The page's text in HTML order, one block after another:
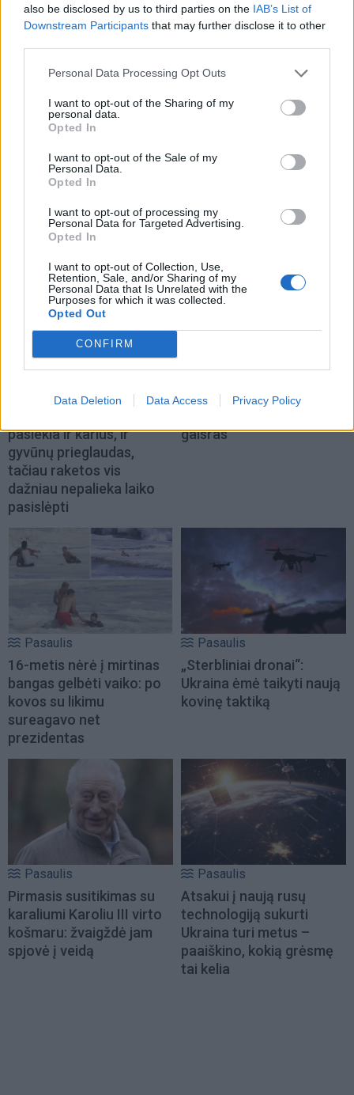
also be disclosed by us to third parties on the IAB’s List of
Downstream Participants that may further disclose it to other
Personal Data Processing Opt Outs
I want to opt-out of the Sharing of my
personal data.
Opted In
I want to opt-out of the Sale of my
Personal Data.
Opted In
I want to opt-out of processing my
Personal Data for Targeted Advertising.
Opted In
I want to opt-out of Collection, Use,
Retention, Sale, and/or Sharing of my
Personal Data that Is Unrelated with the
Purposes for which it was collected.
Opted Out
CONFIRM
Data Deletion Data Access Privacy Policy
TAIP PAT SKAITYKITE
Pasaulis
Popiežius Leonas XIV
Rusijos karą prieš Ukrainą
Pasaulis
didėti ekonominiam
Pasaulis
Eldoradas Butrimas iš
pasiekia ir karius, ir
gyvūnų prieglaudas,
tačiau raketos vis
dažniau nepalieka laiko
pasislėpti
Pasaulis
Pietų Prancūzijoje
gaisras
Pasaulis
16-metis nėrė į mirtinas
bangas gelbėti vaiko: po
kovos su likimu
sureagavo net
prezidentas
Pasaulis
„Sterbliniai dronai“:
Ukraina ėmė taikyti naują
kovinę taktiką
Pasaulis
Pirmasis susitikimas su
karaliumi Karoliu III virto
košmaru: žvaigždė jam
spjovė į veidą
Pasaulis
Atsakui į naują rusų
technologiją sukurti
Ukraina turi metus –
paaiškino, kokią grėsmę
tai kelia